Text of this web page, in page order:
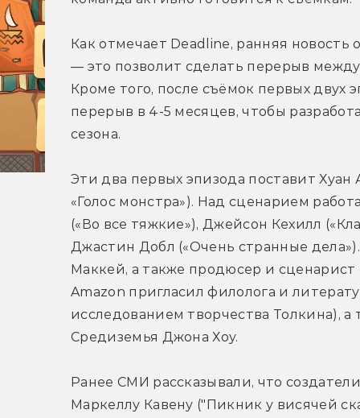
Как отмечает Deadline, ранняя
— это позволит сделать перерыв
Кроме того, после съёмок первых двух
перерыв в 4-5 месяцев, чтобы
сезона.
Эти два первых эпизода поставит
«Голос монстра»). Над сценарием
(«Во все тяжкие»), Джейсон Кехилл
Джастин Добл («Очень странные
Маккей, а также продюсер и
Amazon пригласил филолога и
исследованием творчества Толкина), а
Средиземья Джона Хоу.
Ранее СМИ рассказывали, что
Маркеллу Кавену ("Пикник у висячей